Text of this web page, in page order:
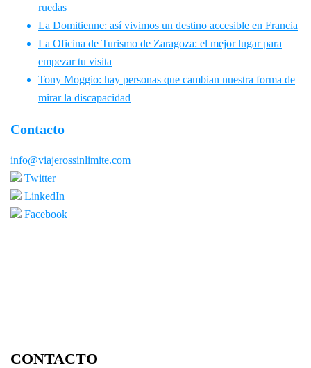
ruedas
La Domitienne: así vivimos un destino accesible en Francia
La Oficina de Turismo de Zaragoza: el mejor lugar para
empezar tu visita
Tony Moggio: hay personas que cambian nuestra forma de
mirar la discapacidad
Contacto
info@viajerossinlimite.com
Twitter
LinkedIn
Facebook
CONTACTO